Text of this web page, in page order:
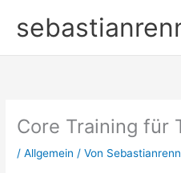
Inhalt
Core Training für
/Allgemein / Von